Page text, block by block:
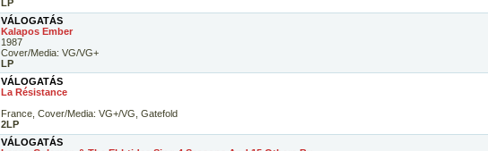
LP
VÁLOGATÁS
Kalapos Ember
1987
Cover/Media: VG/VG+
LP
VÁLOGATÁS
La Résistance
France, Cover/Media: VG+/VG, Gatefold
2LP
VÁLOGATÁS